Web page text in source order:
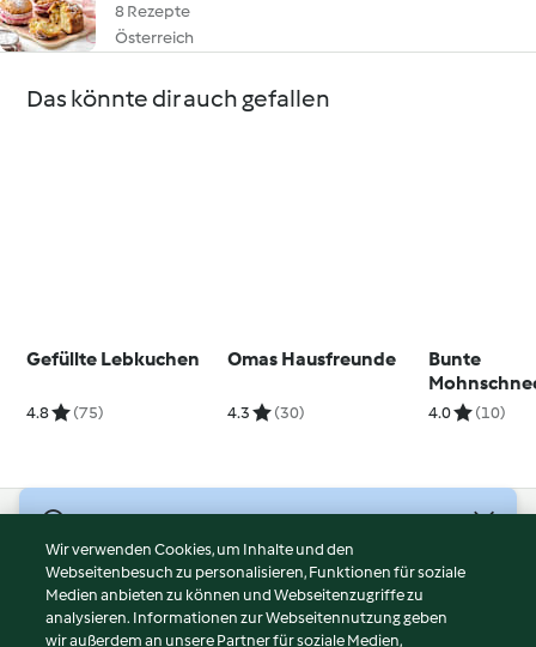
8 Rezepte
Österreich
Das könnte dir auch gefallen
Gefüllte Lebkuchen
4.8 (75)
Omas Hausfreunde
4.3 (30)
Bunte
4.0 (10)
Nutzungsbedingungen
Datenschutzrichtlinien
Disclaimer
Wir verwenden Cookies, um Inhalte und den
Webseitenbesuch zu personalisieren, Funktionen für soziale
Medien anbieten zu können und Webseitenzugriffe zu
analysieren. Informationen zur Webseitennutzung geben
wir außerdem an unsere Partner für soziale Medien,